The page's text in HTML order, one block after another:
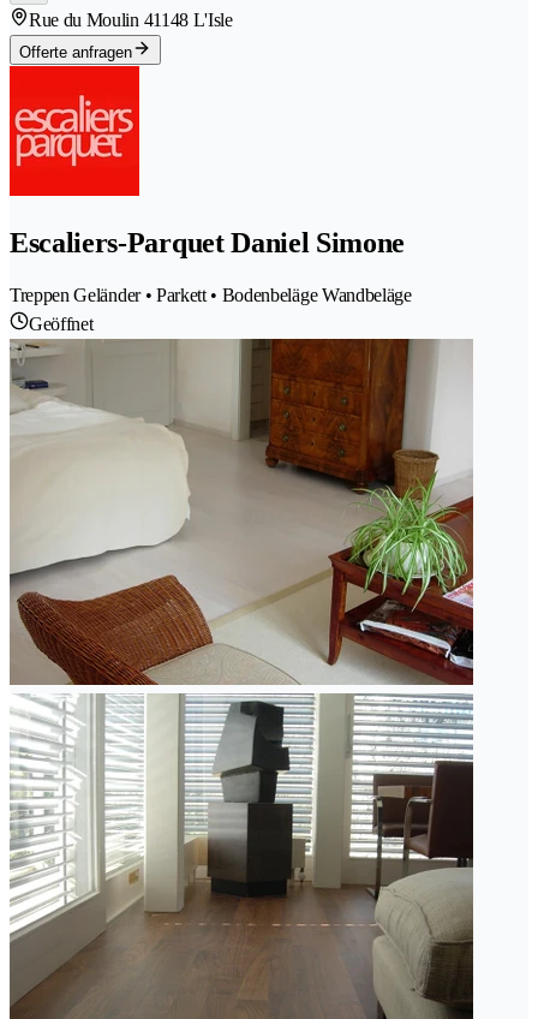
Rue du Moulin 41148 L'Isle
Offerte anfragen
Escaliers-Parquet Daniel Simone
Treppen Geländer • Parkett • Bodenbeläge Wandbeläge
Geöffnet